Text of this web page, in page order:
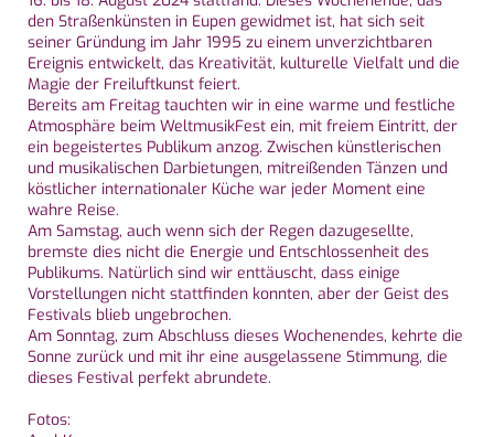
den Straßenkünsten in Eupen gewidmet ist, hat sich seit
seiner Gründung im Jahr 1995 zu einem unverzichtbaren
Ereignis entwickelt, das Kreativität, kulturelle Vielfalt und die
Magie der Freiluftkunst feiert.
Bereits am Freitag tauchten wir in eine warme und festliche
Atmosphäre beim WeltmusikFest ein, mit freiem Eintritt, der
ein begeistertes Publikum anzog. Zwischen künstlerischen
und musikalischen Darbietungen, mitreißenden Tänzen und
köstlicher internationaler Küche war jeder Moment eine
wahre Reise.
Am Samstag, auch wenn sich der Regen dazugesellte,
bremste dies nicht die Energie und Entschlossenheit des
Publikums. Natürlich sind wir enttäuscht, dass einige
Vorstellungen nicht stattfinden konnten, aber der Geist des
Festivals blieb ungebrochen.
Am Sonntag, zum Abschluss dieses Wochenendes, kehrte die
Sonne zurück und mit ihr eine ausgelassene Stimmung, die
dieses Festival perfekt abrundete.
Fotos: